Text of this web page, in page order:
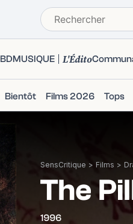
BDMUSIQUE L'Édito
Bientôt Films 2026 Tops
SensCritique > Films >
The
1996